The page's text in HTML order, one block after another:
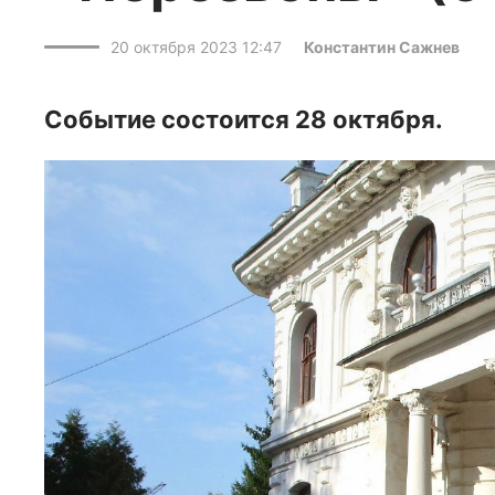
20 октября 2023 12:47 Константин Сажнев
Событие состоится 28 октября.